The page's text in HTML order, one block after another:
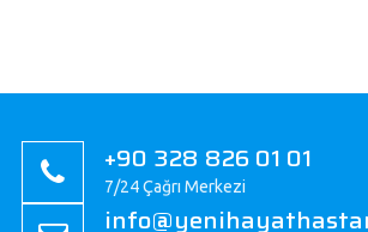
+90 328 826 01 01
7/24 Çağrı Merkezi